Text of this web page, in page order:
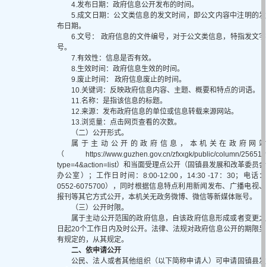
4.发布日期：政府信息公开发布的时间。
5.成文日期：公文类信息的发文时间，即公文内容中注明的发
布日期。
6.文号： 政府信息的文件编号，对于公文类信息，特指发文字
号。
7.有效性：信息是否有效。
8.生效时间：政府信息生效的时间。
9.废止时间： 政府信息废止的时间。
10.关键词：反映政府信息内容、主题、概要和特点的词语。
11.名称：是指该信息的标题。
12.来源：发布政府信息的单位或信息转载来源网站。
13.浏览量：点击网页查看的次数。
（二）公开形式。
属于主动公开的政府信息，本机关在政府网站
（https://www.guzhen.gov.cn/zfxxgk/public/column/25651?
type=4&action=list）和当面受理点公开（固镇县发展和改革委员会
办公室）；工作日时间：8:00-12:00，14:30 -17：30；电话：
0552-6075700），同时根据信息特点利用新闻发布、广播电视、
报刊等其它方式公开，本机关无政务微博、微信等新媒体账号。
（三）公开时限。
属于主动公开范围的政府信息，自该政府信息形成或者变更之
日起20个工作日内及时公开。法律、法规对政府信息公开的期限另
有规定的，从其规定。
二、依申请公开
公民、法人或者其他组织（以下简称申请人）可申请固镇县发